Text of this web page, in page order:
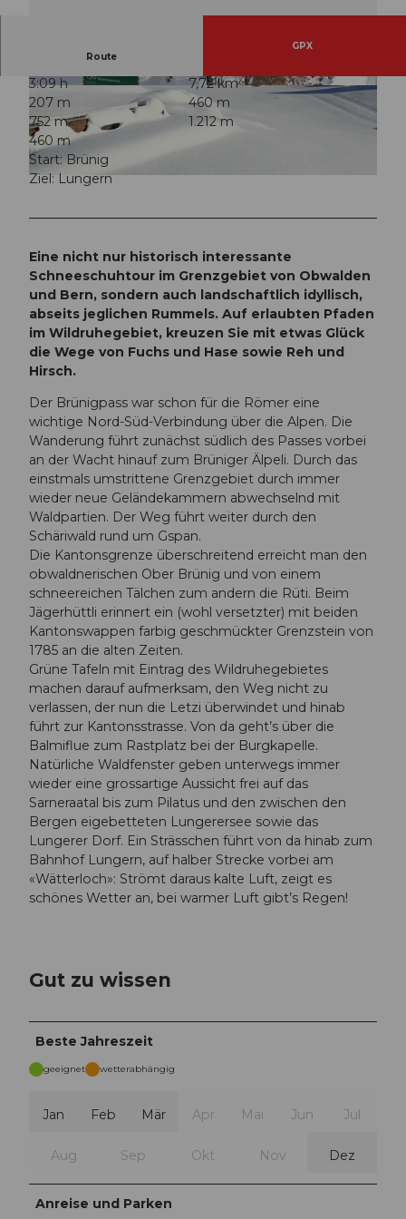
© Obwalden Tourismus, Obwalden Tourismus
© Obwalden Tourismus, Obwalden Tourismus © Obwalden Tourismus, Obwalden Tourismus
Route
GPX
3:09 h
7,72 km
207 m
460 m
752 m
1.212 m
460 m
Start: Brünig
Ziel: Lungern
Eine nicht nur historisch interessante
Schneeschuhtour im Grenzgebiet von Obwalden
und Bern, sondern auch landschaftlich idyllisch,
abseits jeglichen Rummels. Auf erlaubten Pfaden
im Wildruhegebiet, kreuzen Sie mit etwas Glück
die Wege von Fuchs und Hase sowie Reh und
Hirsch.
Der Brünigpass war schon für die Römer eine
wichtige Nord-Süd-Verbindung über die Alpen. Die
Wanderung führt zunächst südlich des Passes vorbei
an der Wacht hinauf zum Brüniger Älpeli. Durch das
einstmals umstrittene Grenzgebiet durch immer
wieder neue Geländekammern abwechselnd mit
Waldpartien. Der Weg führt weiter durch den
Schäriwald rund um Gspan.
Die Kantonsgrenze überschreitend erreicht man den
obwaldnerischen Ober Brünig und von einem
schneereichen Tälchen zum andern die Rüti. Beim
Jägerhüttli erinnert ein (wohl versetzter) mit beiden
Kantonswappen farbig geschmückter Grenzstein von
1785 an die alten Zeiten.
Grüne Tafeln mit Eintrag des Wildruhegebietes
machen darauf aufmerksam, den Weg nicht zu
verlassen, der nun die Letzi überwindet und hinab
führt zur Kantonsstrasse. Von da geht’s über die
Balmiflue zum Rastplatz bei der Burgkapelle.
Natürliche Waldfenster geben unterwegs immer
wieder eine grossartige Aussicht frei auf das
Sarneraatal bis zum Pilatus und den zwischen den
Bergen eigebetteten Lungerersee sowie das
Lungerer Dorf. Ein Strässchen führt von da hinab zum
Bahnhof Lungern, auf halber Strecke vorbei am
«Wätterloch»: Strömt daraus kalte Luft, zeigt es
schönes Wetter an, bei warmer Luft gibt’s Regen!
Gut zu wissen
Beste Jahreszeit
geeignet wetterabhängig
Jan Feb Mär Apr Mai Jun Jul
Aug Sep Okt Nov Dez
Anreise und Parken